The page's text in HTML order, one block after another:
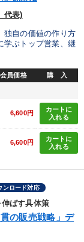
代表)
独自の価値の作り方
学ぶトップ営業、継
会員価格 購 入
6,600円
カートに
入れる
6,600円
カートに
入れる
ンロード対応
ばす具体策
の販売戦略」デ